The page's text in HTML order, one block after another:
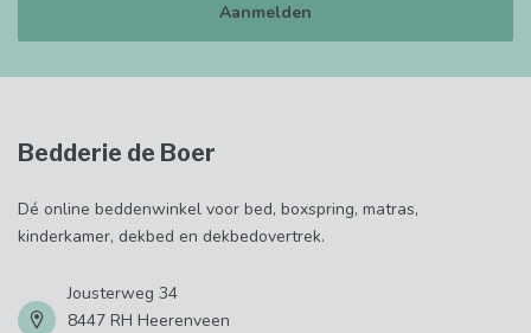
Aanmelden
Bedderie de Boer
Dé online beddenwinkel voor bed, boxspring, matras,
kinderkamer, dekbed en dekbedovertrek.
Jousterweg 34
8447 RH Heerenveen